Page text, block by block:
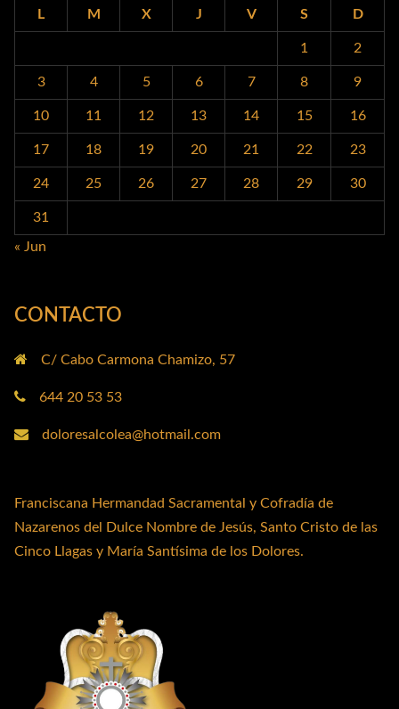
L M X J V S D
1 2
3 4 5 6 7 8 9
10 11 12 13 14 15 16
17 18 19 20 21 22 23
24 25 26 27 28 29 30
31
« Jun
CONTACTO
C/ Cabo Carmona Chamizo, 57
644 20 53 53
doloresalcolea@hotmail.com
Franciscana Hermandad Sacramental y Cofradía de
Nazarenos del Dulce Nombre de Jesús, Santo Cristo de las
Cinco Llagas y María Santísima de los Dolores.